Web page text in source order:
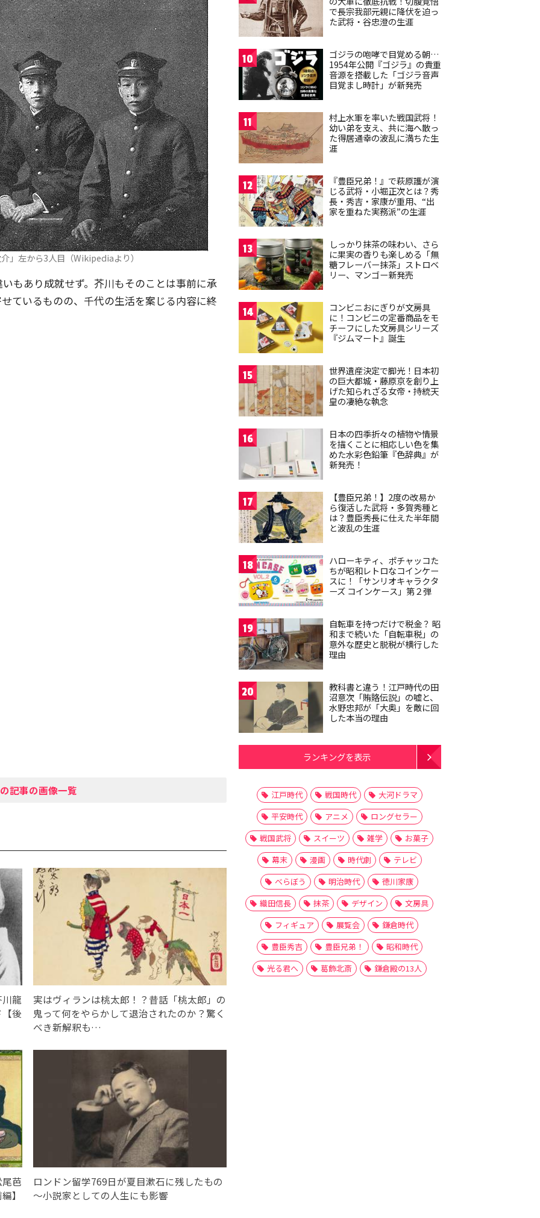
」左から3人目（Wikipediaより）
もあり成就せず。芥川もそのことは事前に承
ているものの、千代の生活を案じる内容に終
記事の画像一覧
龍
後
実はヴィランは桃太郎！？昔話「桃太郎」の
鬼って何をやらかして退治されたのか？驚く
べき新解釈も…
芭
】
ロンドン留学769日が夏目漱石に残したもの
〜小説家としての人生にも影響
で長宗我部元親に降伏を迫っ
た武将・谷忠澄の生涯
10
ゴジラの咆哮で目覚める朝…
1954年公開『ゴジラ』の貴重
音源を搭載した「ゴジラ音声
目覚まし時計」が新発売
11
村上水軍を率いた戦国武将！
幼い弟を支え、共に海へ散っ
た得居通幸の波乱に満ちた生
涯
12
『豊臣兄弟！』で萩原護が演
じる武将・小堀正次とは？秀
長・秀吉・家康が重用、“出
家を重ねた実務派”の生涯
13
しっかり抹茶の味わい、さら
に果実の香りも楽しめる「無
糖フレーバー抹茶」ストロベ
リー、マンゴー新発売
14
コンビニおにぎりが文房具
に！コンビニの定番商品をモ
チーフにした文房具シリーズ
『ジムマート』誕生
15
世界遺産決定で脚光！日本初
の巨大都城・藤原京を創り上
げた知られざる女帝・持統天
皇の凄絶な執念
16
日本の四季折々の植物や情景
を描くことに相応しい色を集
めた水彩色鉛筆『色辞典』が
新発売！
17
【豊臣兄弟！】2度の改易か
ら復活した武将・多賀秀種と
は？豊臣秀長に仕えた半年間
と波乱の生涯
18
ハローキティ、ポチャッコた
ちが昭和レトロなコインケー
スに！「サンリオキャラクタ
ーズ コインケース」第２弾
19
自転車を持つだけで税金？ 昭
和まで続いた「自転車税」の
意外な歴史と脱税が横行した
理由
20
教科書と違う！江戸時代の田
沼意次「賄賂伝説」の嘘と、
水野忠邦が「大奥」を敵に回
した本当の理由
ランキングを表示
江戸時代 戦国時代
大河ドラマ
平安時代
アニメ
ロングセラー
戦国武将
スイーツ 雑学
お菓子
幕末
漫画 時代劇
テレビ
べらぼう
明治時代
徳川家康
織田信長
抹茶 デザイン
文房具
フィギュア
展覧会
鎌倉時代
豊臣秀吉
豊臣兄弟！
昭和時代
光る君へ
葛飾北斎 鎌倉殿の13人